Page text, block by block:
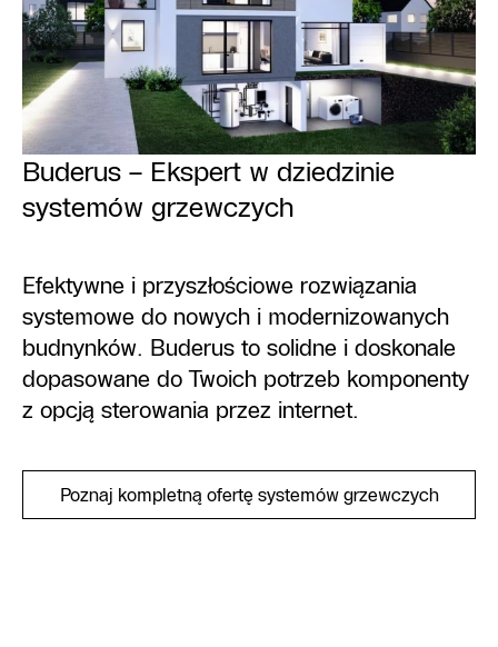
Buderus – Ekspert w dziedzinie
systemów grzewczych
Efektywne i przyszłościowe rozwiązania
systemowe do nowych i modernizowanych
budnynków. Buderus to solidne i doskonale
dopasowane do Twoich potrzeb komponenty
z opcją sterowania przez internet.
Poznaj kompletną ofertę systemów grzewczych